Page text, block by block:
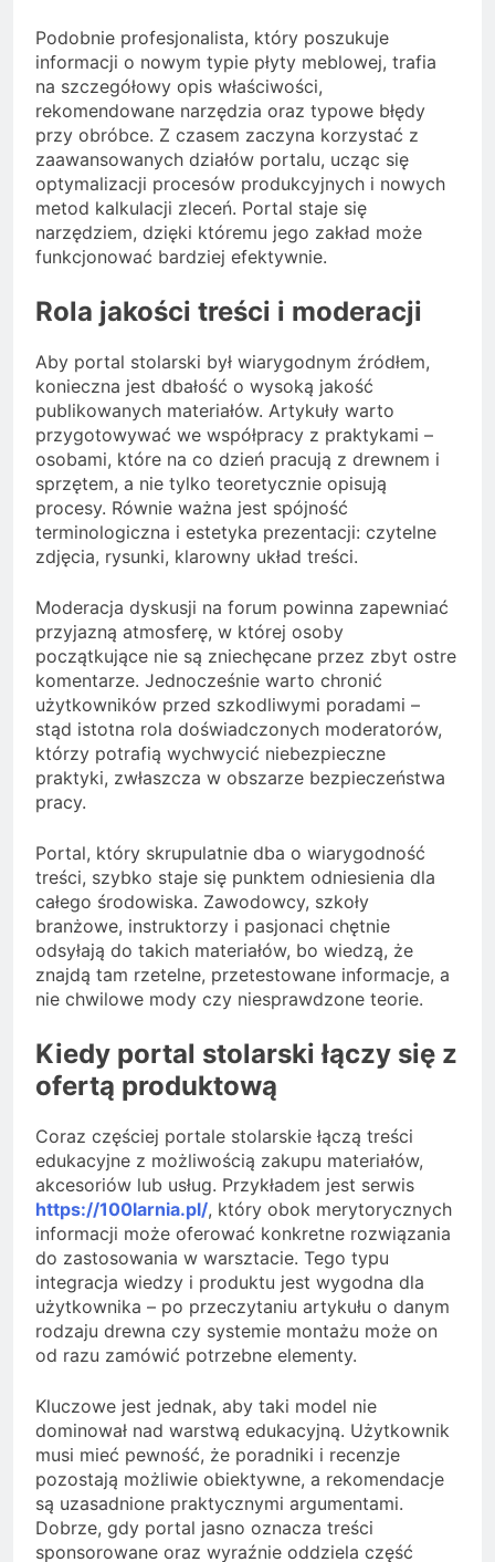
Podobnie profesjonalista, który poszukuje
informacji o nowym typie płyty meblowej, trafia
na szczegółowy opis właściwości,
rekomendowane narzędzia oraz typowe błędy
przy obróbce. Z czasem zaczyna korzystać z
zaawansowanych działów portalu, ucząc się
optymalizacji procesów produkcyjnych i nowych
metod kalkulacji zleceń. Portal staje się
narzędziem, dzięki któremu jego zakład może
funkcjonować bardziej efektywnie.
Rola jakości treści i moderacji
Aby portal stolarski był wiarygodnym źródłem,
konieczna jest dbałość o wysoką jakość
publikowanych materiałów. Artykuły warto
przygotowywać we współpracy z praktykami –
osobami, które na co dzień pracują z drewnem i
sprzętem, a nie tylko teoretycznie opisują
procesy. Równie ważna jest spójność
terminologiczna i estetyka prezentacji: czytelne
zdjęcia, rysunki, klarowny układ treści.
Moderacja dyskusji na forum powinna zapewniać
przyjazną atmosferę, w której osoby
początkujące nie są zniechęcane przez zbyt ostre
komentarze. Jednocześnie warto chronić
użytkowników przed szkodliwymi poradami –
stąd istotna rola doświadczonych moderatorów,
którzy potrafią wychwycić niebezpieczne
praktyki, zwłaszcza w obszarze bezpieczeństwa
pracy.
Portal, który skrupulatnie dba o wiarygodność
treści, szybko staje się punktem odniesienia dla
całego środowiska. Zawodowcy, szkoły
branżowe, instruktorzy i pasjonaci chętnie
odsyłają do takich materiałów, bo wiedzą, że
znajdą tam rzetelne, przetestowane informacje, a
nie chwilowe mody czy niesprawdzone teorie.
Kiedy portal stolarski łączy się z
ofertą produktową
Coraz częściej portale stolarskie łączą treści
edukacyjne z możliwością zakupu materiałów,
akcesoriów lub usług. Przykładem jest serwis
https://100larnia.pl/, który obok merytorycznych
informacji może oferować konkretne rozwiązania
do zastosowania w warsztacie. Tego typu
integracja wiedzy i produktu jest wygodna dla
użytkownika – po przeczytaniu artykułu o danym
rodzaju drewna czy systemie montażu może on
od razu zamówić potrzebne elementy.
Kluczowe jest jednak, aby taki model nie
dominował nad warstwą edukacyjną. Użytkownik
musi mieć pewność, że poradniki i recenzje
pozostają możliwie obiektywne, a rekomendacje
są uzasadnione praktycznymi argumentami.
Dobrze, gdy portal jasno oznacza treści
sponsorowane oraz wyraźnie oddziela część